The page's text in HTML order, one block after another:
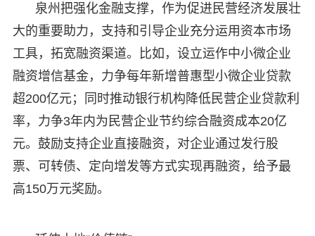
泉州把强化金融支撑，作为促进民营经济发展壮
大的重要助力，支持和引导企业充分运用资本市场
工具，拓宽融资渠道。比如，设立运作中小微企业
融资增信基金，力争每年新增普惠型小微企业贷款
超200亿元；同时推动银行机构降低民营企业贷款利
率，力争3年内为民营企业节约综合融资成本20亿
元。鼓励支持企业直接融资，对企业通过发行股
票、可转债、定向增发等方式实现再融资，给予最
高150万元奖励。